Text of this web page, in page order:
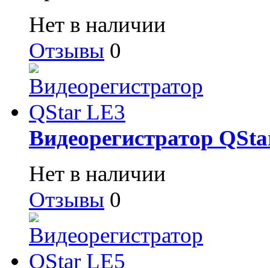
Нет в наличии
Отзывы 0
Видеорегистратор
Нет в наличии
Отзывы 0